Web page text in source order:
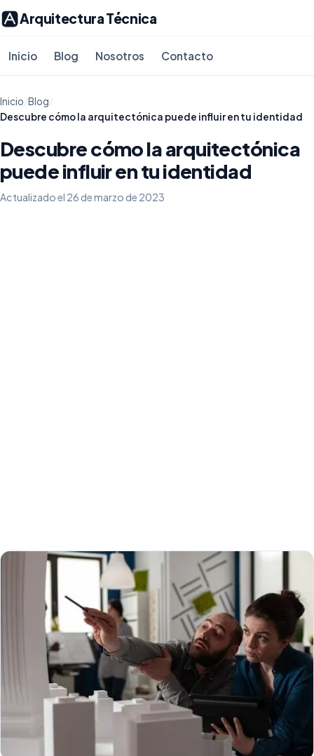
Arquitectura Técnica
Inicio Blog Nosotros Contacto
Inicio/Blog/
Descubre cómo la arquitectónica puede influir en tu identidad
Descubre cómo la arquitectónica
puede influir en tu identidad
Actualizado el 26 de marzo de 2023